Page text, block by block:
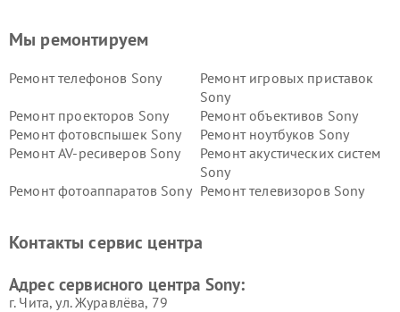
Мы ремонтируем
Ремонт телефонов Sony
Ремонт игровых приставок
Sony
Ремонт проекторов Sony
Ремонт объективов Sony
Ремонт фотовспышек Sony
Ремонт ноутбуков Sony
Ремонт AV-ресиверов Sony
Ремонт акустических систем
Sony
Ремонт фотоаппаратов Sony Ремонт телевизоров Sony
Контакты сервис центра
Адрес сервисного центра Sony:
г. Чита, ул. Журавлёва, 79